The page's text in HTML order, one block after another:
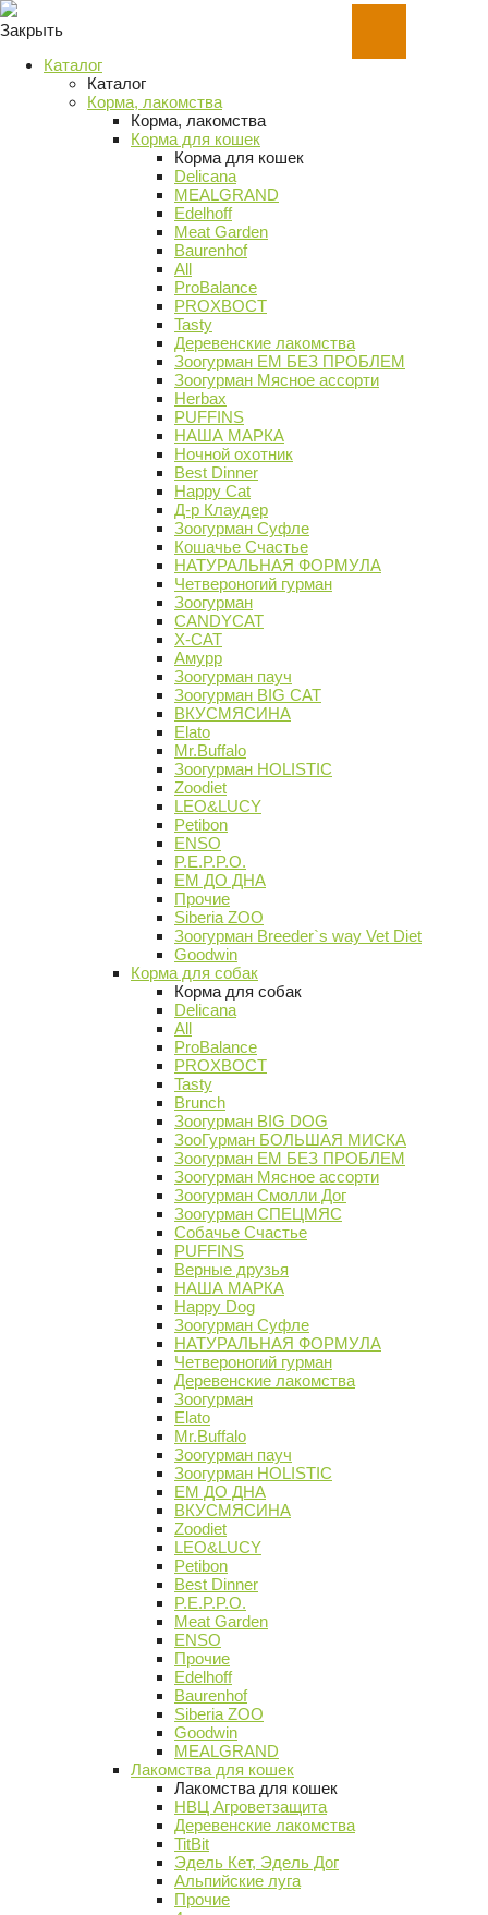
Закрыть
Каталог
Каталог
Корма, лакомства
Корма, лакомства
Корма для кошек
Корма для кошек
Delicana
MEALGRAND
Edelhoff
Meat Garden
Baurenhof
All
ProBalance
PROХВОСТ
Tasty
Деревенские лакомства
Зоогурман ЕМ БЕЗ ПРОБЛЕМ
Зоогурман Мясное ассорти
Herbax
PUFFINS
НАША МАРКА
Ночной охотник
Best Dinner
Happy Cat
Д-р Клаудер
Зоогурман Суфле
Кошачье Счастье
НАТУРАЛЬНАЯ ФОРМУЛА
Четвероногий гурман
Зоогурман
CANDYCAT
X-CAT
Амурр
Зоогурман пауч
Зоогурман BIG CAT
ВКУСМЯСИНА
Elato
Mr.Buffalo
Зоогурман HOLISTIC
Zoodiet
LEO&LUCY
Petibon
ENSO
P.E.P.P.O.
ЕМ ДО ДНА
Прочие
Siberia ZOO
Зоогурман Breeder`s way Vet Diet
Goodwin
Корма для собак
Корма для собак
Delicana
All
ProBalance
PROХВОСТ
Tasty
Brunch
Зоогурман BIG DOG
ЗооГурман БОЛЬШАЯ МИСКА
Зоогурман ЕМ БЕЗ ПРОБЛЕМ
Зоогурман Мясное ассорти
Зоогурман Смолли Дог
Зоогурман СПЕЦМЯС
Собачье Счастье
PUFFINS
Верные друзья
НАША МАРКА
Happy Dog
Зоогурман Суфле
НАТУРАЛЬНАЯ ФОРМУЛА
Четвероногий гурман
Деревенские лакомства
Зоогурман
Elato
Mr.Buffalo
Зоогурман пауч
Зоогурман HOLISTIC
ЕМ ДО ДНА
ВКУСМЯСИНА
Zoodiet
LEO&LUCY
Petibon
Best Dinner
P.E.P.P.O.
Meat Garden
ENSO
Прочие
Edelhoff
Baurenhof
Siberia ZOO
Goodwin
MEALGRAND
Лакомства для кошек
Лакомства для кошек
НВЦ Агроветзащита
Деревенские лакомства
TitBit
Эдель Кет, Эдель Дог
Альпийские луга
Прочие